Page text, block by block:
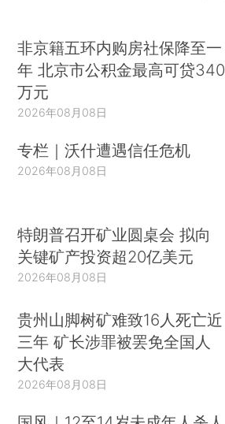
非京籍五环内购房社保降至一
年 北京市公积金最高可贷340
万元
2026年08月08日
专栏｜沃什遭遇信任危机
2026年08月08日
特朗普召开矿业圆桌会 拟向
关键矿产投资超20亿美元
2026年08月08日
贵州山脚树矿难致16人死亡近
三年 矿长涉罪被罢免全国人
大代表
2026年08月08日